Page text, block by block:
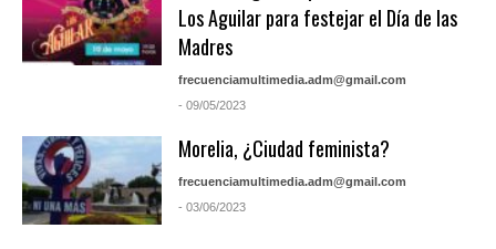
Los Aguilar para festejar el Día de las
Madres
frecuenciamultimedia.adm@gmail.com
- 09/05/2023
Morelia, ¿Ciudad feminista?
frecuenciamultimedia.adm@gmail.com
- 03/06/2023